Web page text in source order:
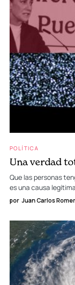
POLÍTICA
Una verdad
Que las personas
es una causa
por Juan Carlos